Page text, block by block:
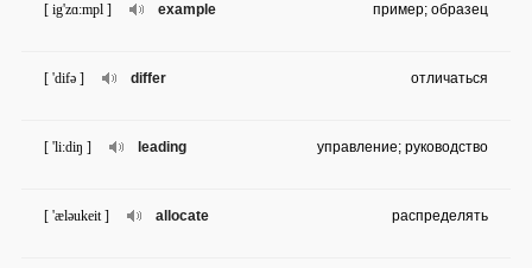
example
[ ig'zɑ:mpl ] пример; образец
differ
[ 'difə ] отличаться
leading
[ 'li:diŋ ] управление; руководство
allocate
[ 'æləukeit ] распределять